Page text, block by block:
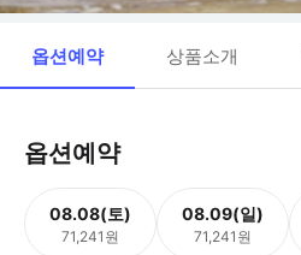
옵션예약 상품소개
옵션예약
08.08(토)
71,241원
08.09(일)
71,241원